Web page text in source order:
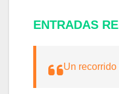
ENTRADAS
Un recorrido